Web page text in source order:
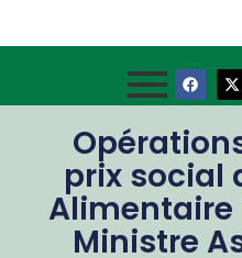
prix social
Alimentaire
Ministre